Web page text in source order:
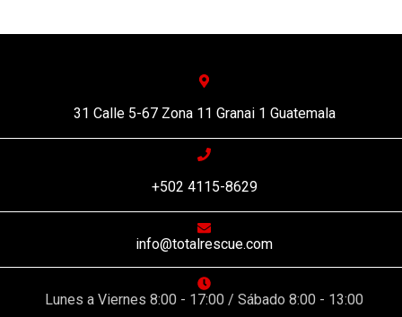
31 Calle 5-67 Zona 11 Granai 1 Guatemala
+502 4115-8629
info@totalrescue.com
Lunes a Viernes 8:00 - 17:00 / Sábado 8:00 - 13:00